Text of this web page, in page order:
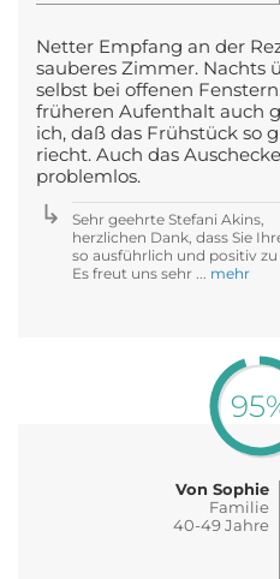
Netter Empfang an der
sauberes Zimmer. Nachts
selbst bei offenen
früheren Aufenthalt auch
ich, daß das Frühstück so
riecht. Auch das
problemlos.
Sehr geehrte Stefani Akins,
herzlichen Dank, dass Sie
so ausführlich und positiv zu
Es freut uns sehr ... mehr
Von Sophie
Familie
40-49 Jahre